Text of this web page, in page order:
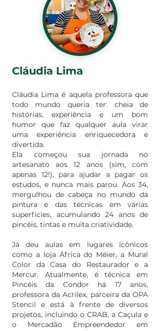
Cláudia Lima
Cláudia Lima é aquela professora que
todo mundo queria ter: cheia de
histórias, experiência e um bom
humor que faz qualquer aula virar
uma experiência enriquecedora e
divertida.
Ela começou sua jornada no
artesanato aos 12 anos (sim, com
apenas 12!), para ajudar a pagar os
estudos, e nunca mais parou. Aos 34,
mergulhou de cabeça no mundo da
pintura e das técnicas em várias
superfícies, acumulando 24 anos de
pincéis, tintas e muita criatividade.
Já deu aulas em lugares icônicos
como a loja África do Méier, a Mural
Color da Casa do Restaurador e a
Mercur. Atualmente, é técnica em
Pincéis da Condor há 17 anos,
professora da Acrilex, parceira da OPA
Stencil e está à frente de diversos
projetos, incluindo o CRAB, a Caçula e
o Mercadão Empreendedor em